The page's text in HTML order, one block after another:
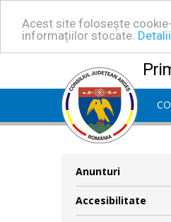
Acest site folosește
informațiilor stocate. Detalii
Anunturi
Accesibilitate